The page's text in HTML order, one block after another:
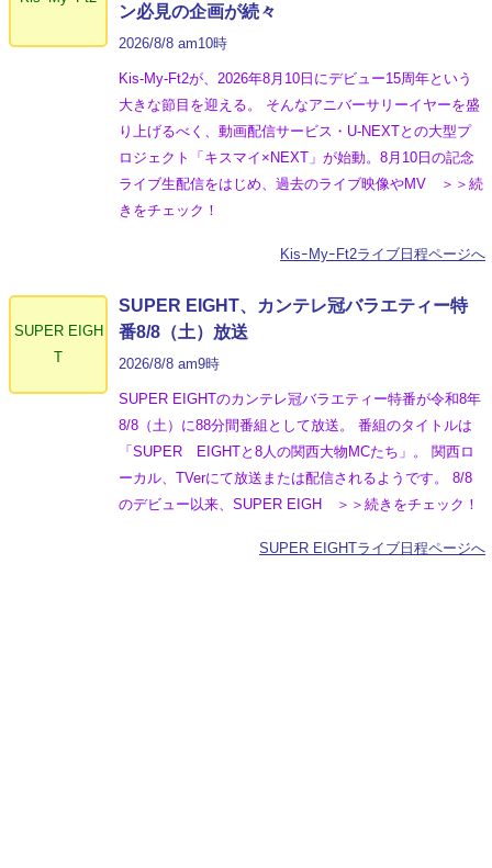
ン必見の企画が続々
2026/8/8 am10時
Kis-My-Ft2が、2026年8月10日にデビュー15周年という
大きな節目を迎える。 そんなアニバーサリーイヤーを盛
り上げるべく、動画配信サービス・U-NEXTとの大型プ
ロジェクト「キスマイ×NEXT」が始動。8月10日の記念
ライブ生配信をはじめ、過去のライブ映像やMV ＞＞続
きをチェック！
KisｰMyｰFt2ライブ日程ページへ
SUPER EIGH
T
SUPER EIGHT、カンテレ冠バラエティー特
番8/8（土）放送
2026/8/8 am9時
SUPER EIGHTのカンテレ冠バラエティー特番が令和8年
8/8（土）に88分間番組として放送。 番組のタイトルは
「SUPER EIGHTと8人の関西大物MCたち」。 関西ロ
ーカル、TVerにて放送または配信されるようです。 8/8
のデビュー以来、SUPER EIGH ＞＞続きをチェック！
SUPER EIGHTライブ日程ページへ